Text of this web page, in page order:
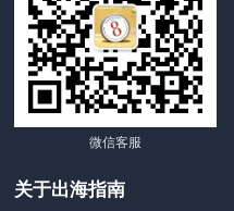
微信客服
关于出海指南